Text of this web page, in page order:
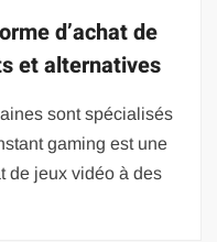
d’achat de
et alternatives
sont spécialisés
gaming est une
de jeux vidéo à des